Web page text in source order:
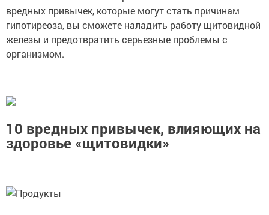
вредных привычек, которые могут стать причинам
гипотиреоза, вы сможете наладить работу щитовидной
железы и предотвратить серьезные проблемы с
организмом.
10 вредных привычек, влияющих на
здоровье «щитовидки»